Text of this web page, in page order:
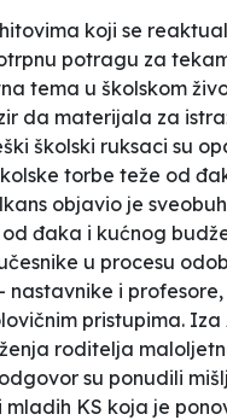
hitovima koji se
potragu za
tema u školskom
da materijala za
školski ruksaci su
torbe teže od
objavio je
od đaka i kućnog
u procesu
nastavnike i
pristupima.
roditelja
su ponudili
KS koja je